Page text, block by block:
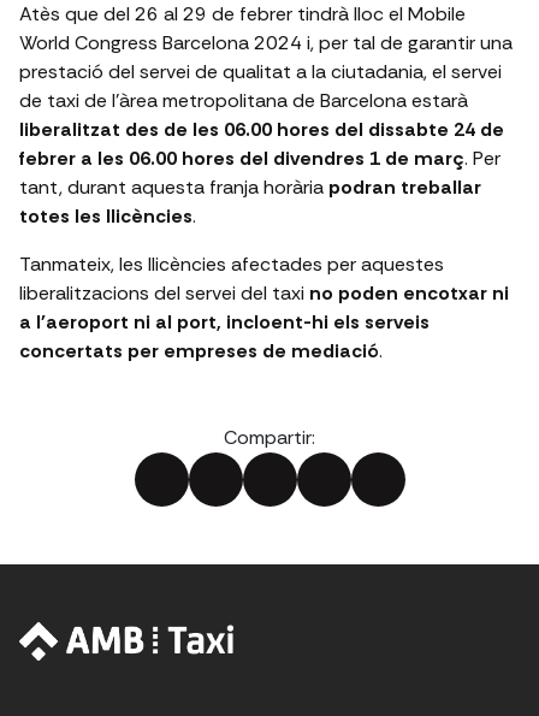
Atès que del 26 al 29 de febrer tindrà lloc el Mobile
World Congress Barcelona 2024 i, per tal de garantir una
prestació del servei de qualitat a la ciutadania, el servei
de taxi de l'àrea metropolitana de Barcelona estarà
liberalitzat des de les 06.00 hores del dissabte 24 de
febrer a les 06.00 hores del divendres 1 de març. Per
tant, durant aquesta franja horària podran treballar
totes les llicències.
Tanmateix, les llicències afectades per aquestes
liberalitzacions del servei del taxi no poden encotxar ni
a l'aeroport ni al port, incloent-hi els serveis
concertats per empreses de mediació.
Compartir: